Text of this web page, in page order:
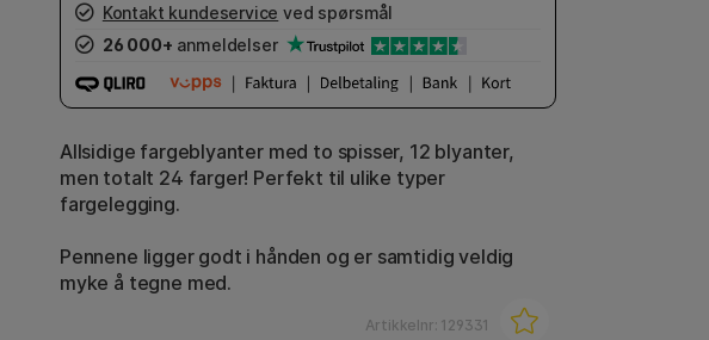
Kontakt kundeservice ved spørsmål
26 000+ anmeldelser
Allsidige fargeblyanter med to spisser, 12 blyanter,
men totalt 24 farger! Perfekt til ulike typer
fargelegging.
Pennene ligger godt i hånden og er samtidig veldig
myke å tegne med.
Artikkelnr: 129331